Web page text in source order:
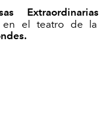
Extraordinarias
en el teatro de la